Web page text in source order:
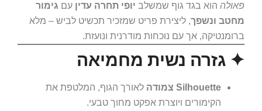
פאולה הוא בגד גוף שמשלב יופי תחרה עדין עם גימור
מחטב ונשפך, ליצירת פריט שמזכיר תכשיט לביש – מלא
ברומנטיקה, אך עם נוכחות מודרנית ונועזת.
✦ גזרה נשית מחמיאה
Silhouette צמודה
לאורך הגוף, המלטפת את
הקימורים ויוצרת אפקט מחוך טבעי.